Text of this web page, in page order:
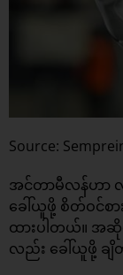
Source:
အင်တာမီလန်ဟာ လို
ခေါ်ယူဖို့ စိတ်ဝင်စာ
ထားပါတယ်။ အ
လည်း ခေါ်ယူဖို့ ခ